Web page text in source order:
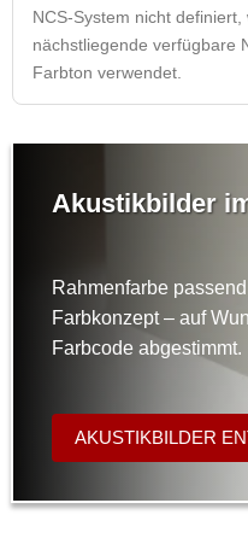
NCS-System nicht definiert,
nächstliegende verfügbare
Farbton verwendet.
Akustikbilder
Rahmenfarbe
Farbkonzept – auf
Farbcode abgestimmt.
AKUSTIKBILDER